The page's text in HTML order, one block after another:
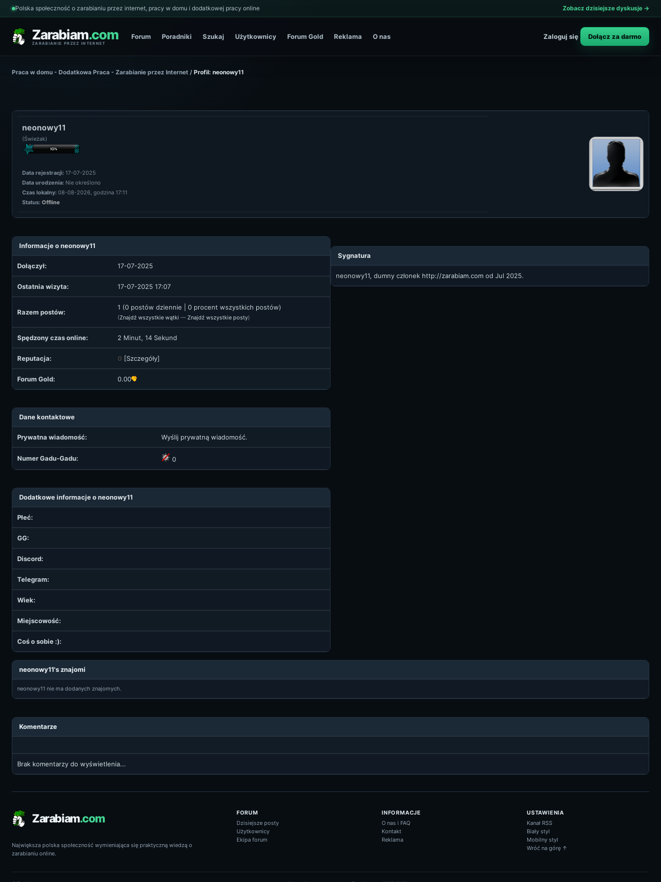
Polska społeczność o zarabianiu przez internet, pracy w domu i dodatkowej pracy online Zobacz dzisiejsze dyskusje →
Zarabiam.com
ZARABIANIE PRZEZ INTERNET
Forum Poradniki Szukaj Użytkownicy Forum Gold Reklama O nas Zaloguj się Dołącz za darmo
Praca w domu - Dodatkowa Praca - Zarabianie przez Internet / Profil: neonowy11
neonowy11
(Świeżak)
Data rejestracji: 17-07-2025
Data urodzenia: Nie określono
Czas lokalny: 08-08-2026, godzina 17:11
Status: Offline
Informacje o neonowy11
Dołączył: 17-07-2025
Ostatnia wizyta: 17-07-2025 17:07
Razem postów:
1 (0 postów dziennie | 0 procent wszystkich postów)
(Znajdź wszystkie wątki — Znajdź wszystkie posty)
Spędzony czas online: 2 Minut, 14 Sekund
Reputacja: 0 [Szczegóły]
Forum Gold: 0.00
Dane kontaktowe
Prywatna wiadomość: Wyślij prywatną wiadomość.
Numer Gadu-Gadu: 0
Dodatkowe informacje o neonowy11
Płeć:
GG:
Discord:
Telegram:
Wiek:
Miejscowość:
Coś o sobie :):
Sygnatura
neonowy11, dumny członek http://zarabiam.com od Jul 2025.
neonowy11's znajomi
neonowy11 nie ma dodanych znajomych.
Komentarze
Brak komentarzy do wyświetlenia...
Zarabiam.com
Największa polska społeczność wymieniająca się praktyczną wiedzą o
zarabianiu online.
FORUM
Dzisiejsze posty
Użytkownicy
Ekipa forum
INFORMACJE
O nas i FAQ
Kontakt
Reklama
USTAWIENIA
Kanał RSS
Biały styl
Mobilny styl
Wróć na górę ↑